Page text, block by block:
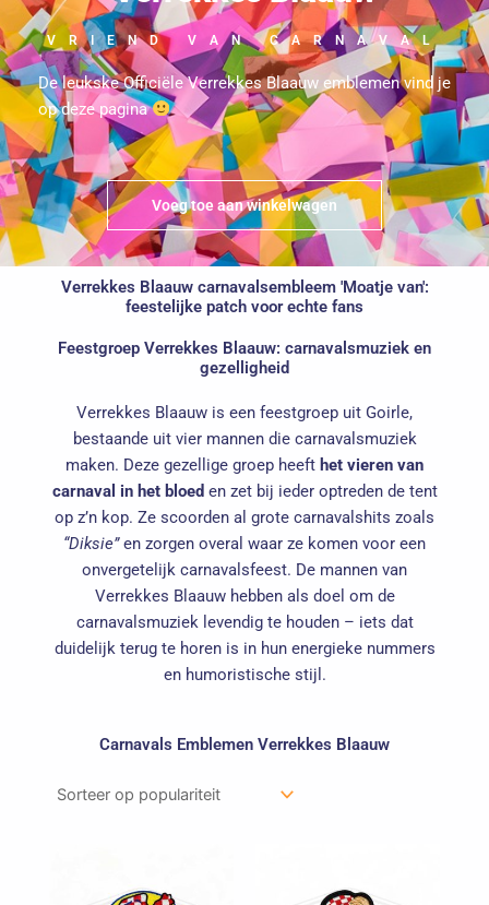
VRIEND VAN CARNAVAL
De leukske Officiële Verrekkes Blaauw emblemen vind je
op deze pagina
Voeg toe aan winkelwagen
Verrekkes Blaauw carnavalsembleem 'Moatje van':
feestelijke patch voor echte fans
Feestgroep Verrekkes Blaauw: carnavalsmuziek en
gezelligheid
Verrekkes Blaauw is een feestgroep uit Goirle,
bestaande uit vier mannen die carnavalsmuziek
maken. Deze gezellige groep heeft het vieren van
carnaval in het bloed en zet bij ieder optreden de tent
op z’n kop. Ze scoorden al grote carnavalshits zoals
“Diksie”en zorgen overal waar ze komen voor een
onvergetelijk carnavalsfeest. De mannen van
Verrekkes Blaauw hebben als doel om de
carnavalsmuziek levendig te houden – iets dat
duidelijk terug te horen is in hun energieke nummers
en humoristische stijl.
Carnavals Emblemen Verrekkes Blaauw